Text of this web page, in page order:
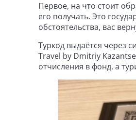
Первое, на что стоит
его получать. Это
обстоятельства, вас
Туркод выдаётся через
Travel by Dmitriy
отчисления в фонд, а